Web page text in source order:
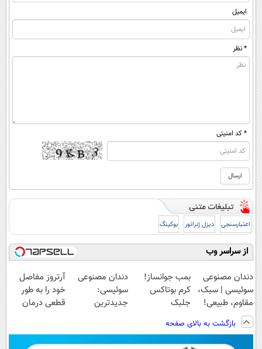
ایمیل
* نظر
* کد امنیتی
اعتبارسنجی دیزل ژنراتور بوکینگ
از سراسر وب
دندان مصنوعی
سوئیسی | سبک،
مقاوم، طبیعی!
ویزیت
رایگان+پرداخت
اقساطی😍
بمب جوانساز!
کرم بوتاکس
جلبک
دندان مصنوعی
سوئیسی:
جدیدترین
پرداخت قسطی
آرتروز مفاصل
خود را به طور
قطعی درمان
بازگشت به بالای صفحه